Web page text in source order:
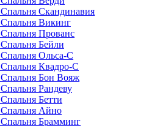
Спальня Скандинавия
Спальня Викинг
Спальня Прованс
Спальня Бейли
Спальня Ольса-С
Спальня Квадро-С
Спальня Бон Вояж
Спальня Рандеву
Спальня Бетти
Спальня Айно
Спальня Брамминг